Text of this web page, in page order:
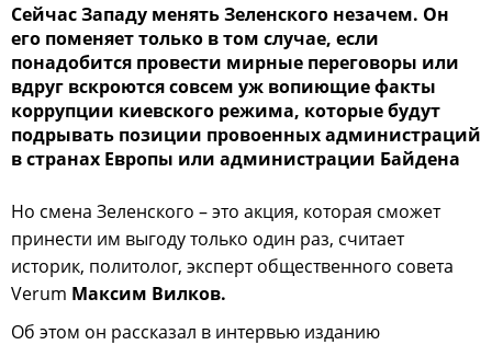
Сейчас Западу менять Зеленского незачем. Он
его поменяет только в том случае, если
понадобится провести мирные переговоры или
вдруг вскроются совсем уж вопиющие факты
коррупции киевского режима, которые будут
подрывать позиции провоенных администраций
в странах Европы или администрации Байдена
Но смена Зеленского – это акция, которая сможет
принести им выгоду только один раз, считает
историк, политолог, эксперт общественного совета
Verum Максим Вилков.
Об этом он рассказал в интервью изданию